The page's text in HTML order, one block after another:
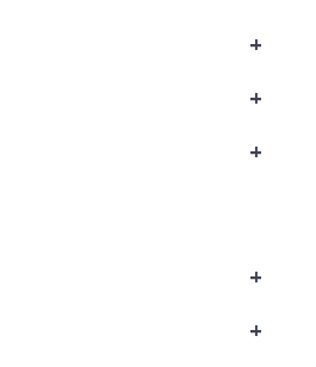
+
+
+
+
+